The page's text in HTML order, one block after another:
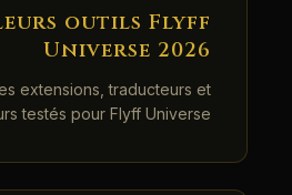
outils Flyff
Universe 2026
extensions, traducteurs et
testés pour Flyff Universe.